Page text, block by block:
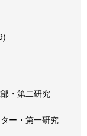
・第二研究
ー・第一研究